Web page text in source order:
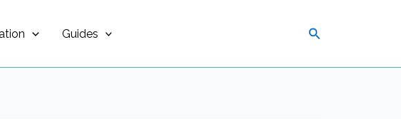
Guides Search